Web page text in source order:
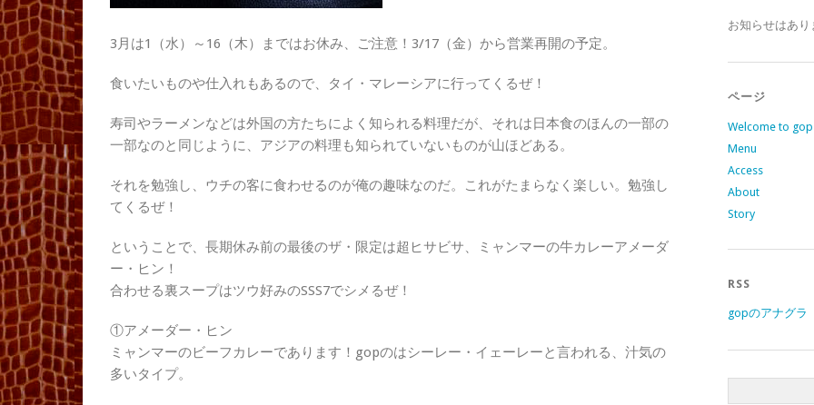
3月は1（水）～16（木）まではお休み、ご注意！3/17（金）から営業再開の予定。
食いたいものや仕入れもあるので、タイ・マレーシアに行ってくるぜ！
寿司やラーメンなどは外国の方たちによく知られる料理だが、それは日本食のほんの一部の
一部なのと同じように、アジアの料理も知られていないものが山ほどある。
それを勉強し、ウチの客に食わせるのが俺の趣味なのだ。これがたまらなく楽しい。勉強し
てくるぜ！
ということで、長期休み前の最後のザ・限定は超ヒサビサ、ミャンマーの牛カレーアメーダ
ー・ヒン！
合わせる裏スープはツウ好みのSSS7でシメるぜ！
①アメーダー・ヒン
ミャンマーのビーフカレーであります！gopのはシーレー・イェーレーと言われる、汁気の
多いタイプ。
お知らせはあり
ページ
Welcome to gop
Menu
Access
About
Story
RSS
gopのアナグラ